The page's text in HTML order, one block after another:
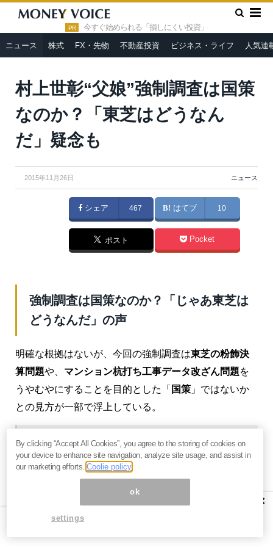
PR 今すぐ始められる「損しにくい投資」
ニュース 株式 FX・先物 不動産投資 ビジネス・ライフ 人気連
HOME » ニュース »
村上世彰“父娘”強制調査は国策なのか？
「東芝はどうなんだ」疑念も
Takashi Images / Shutterstock.com
村上世彰“父娘”強制調査は国策
なのか？「東芝はどうなん
だ」疑念も
2015年11月26日 ニュース
シェア 467 はてブ 10
ポスト Pocket
強制調査は国策なのか？「じゃあ東芝は
どうなんだ」の声
明確な根拠はないが、今回の強制調査は東芝の粉飾決
算問題や、 マンション杭打ち工事データ改ざん問題を
うやむやにすることを目的とした「 国策 」ではないか
との見方が一部で浮上している。
https://t.co/uZLnZJ5Kme
また国策捜査。東芝には緩くて村上ファンド
コーポレートガバナンスって政官業の癒着構
造ではないか。インチキ捜査でないのかよく
検証したい。
×
By clicking “Accept All Cookies”, you agree to the storing of cookies on
your device to enhance site navigation, analyze site usage, and assist in
our marketing efforts.Coolie policy
ok
settings